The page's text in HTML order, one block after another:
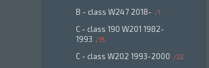
B - class W247 2018- 1
C - class 190 W201 1982-
1993
15
C - class W202 1993-2000 22